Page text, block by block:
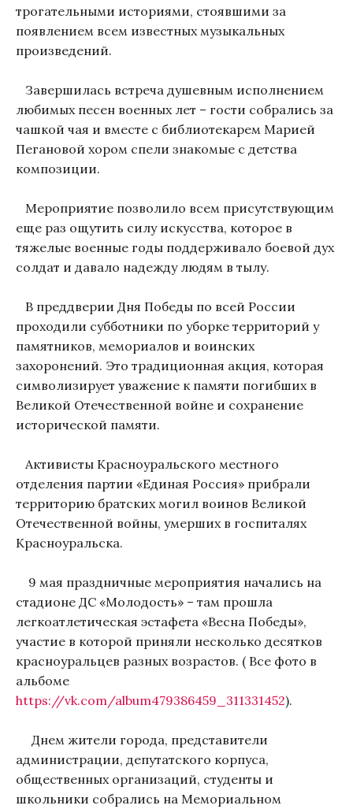
трогательными историями, стоявшими за
появлением всем известных музыкальных
произведений.
Завершилась встреча душевным исполнением
любимых песен военных лет – гости собрались за
чашкой чая и вместе с библиотекарем Марией
Пегановой хором спели знакомые с детства
композиции.
Мероприятие позволило всем присутствующим
еще раз ощутить силу искусства, которое в
тяжелые военные годы поддерживало боевой дух
солдат и давало надежду людям в тылу.
В преддверии Дня Победы по всей России
проходили субботники по уборке территорий у
памятников, мемориалов и воинских
захоронений. Это традиционная акция, которая
символизирует уважение к памяти погибших в
Великой Отечественной войне и сохранение
исторической памяти.
Активисты Красноуральского местного
отделения партии «Единая Россия» прибрали
территорию братских могил воинов Великой
Отечественной войны, умерших в госпиталях
Красноуральска.
9 мая праздничные мероприятия начались на
стадионе ДС «Молодость» – там прошла
легкоатлетическая эстафета «Весна Победы»,
участие в которой приняли несколько десятков
красноуральцев разных возрастов. ( Все фото в
альбоме
https://vk.com/album479386459_311331452).
Днем жители города, представители
администрации, депутатского корпуса,
общественных организаций, студенты и
школьники собрались на Мемориальном